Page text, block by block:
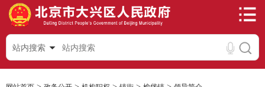
站内搜索